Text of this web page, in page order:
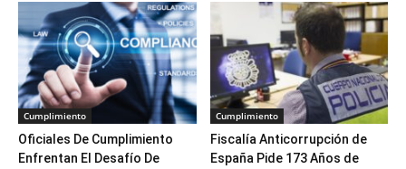
Cumplimiento
Oficiales De Cumplimiento
Enfrentan El Desafío De
Cumplimiento
Fiscalía Anticorrupción de
España Pide 173 Años de